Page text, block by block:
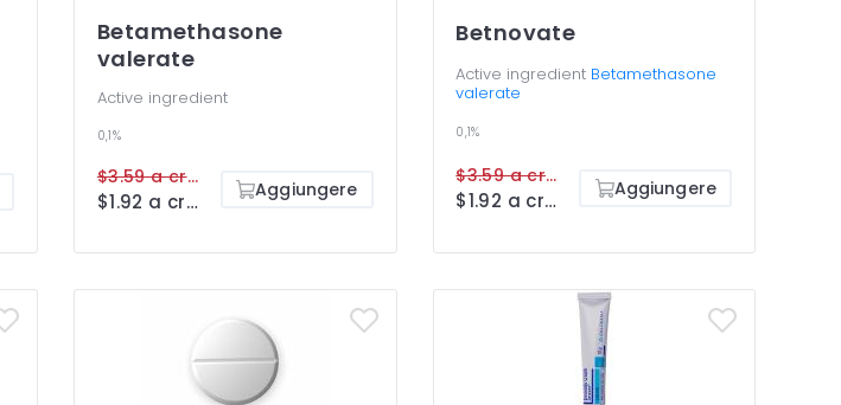
Betamethasone
valerate
Active ingredient
0,1%
$3.59 a cream
$1.92 a cream Aggiungere
Betnovate
Active ingredient Betamethasone
valerate
0,1%
$3.59 a cream
$1.92 a cream Aggiungere